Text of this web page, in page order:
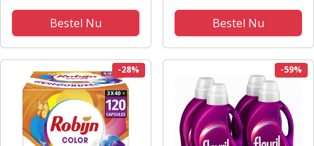
Was - Frisse
Geurbeleving - 100
Wasbeurten -
Grootverpakking
Bestel Nu
Wasbeurten -
Grootverpakking
Bestel Nu
-28% -59%